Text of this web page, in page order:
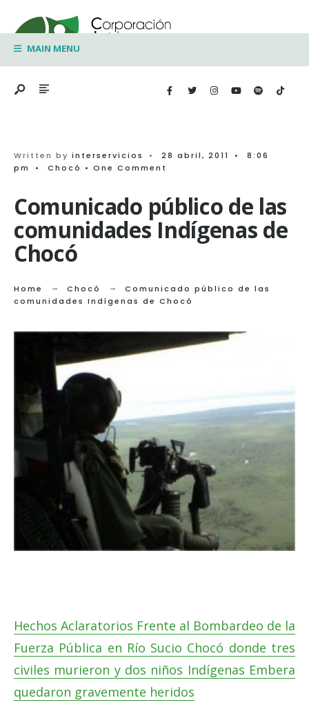
to
contentMAIN MENU
Written by interservicios • 28 abril, 2011 •
8:06
pm
• Chocó • One Comment
Comunicado público de las
comunidades Indígenas de
Chocó
Home Chocó
Comunicado público de las
comunidades Indígenas de Chocó
Hechos Aclaratorios Frente al Bombardeo de la
Fuerza Pública en Río Sucio Chocó donde tres
civiles murieron y dos niños Indígenas Embera
quedaron gravemente heridos
for: